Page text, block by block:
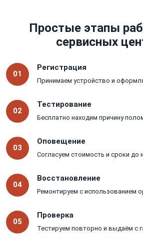
Простые этапы
сервисных
01
Регистрация
Принимаем устройство и
02
Тестирование
Бесплатно находим причину
03
Оповещение
Согласуем стоимость и сроки до
04
Восстановление
Ремонтируем с использованием
05
Проверка
Тестируем повторно и выдаём с